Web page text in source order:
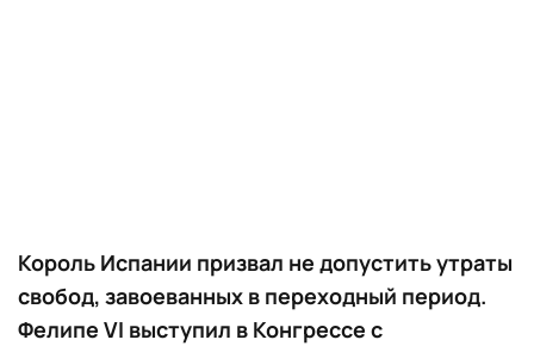
Король Испании призвал не допустить утраты
свобод, завоеванных в переходный период.
Фелипе VI выступил в Конгрессе с